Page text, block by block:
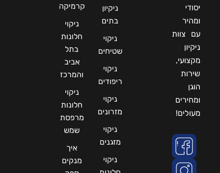
יסודי
ומהיר
עם צוות
ניקיון
מקצועי,
שירות
הוגן
ומחירים
מעולים!
ניקיון
בתים
ניקוי
שטיחים
ניקוי
ריפודים
ניקוי
מזרונים
ניקוי
מזגנים
ניקוי
קרמיקה
ניקוי
חלונות
בתל
אביב
והמרכז
ניקוי
חלונות
מרפסת
שמש
איך
מנקים